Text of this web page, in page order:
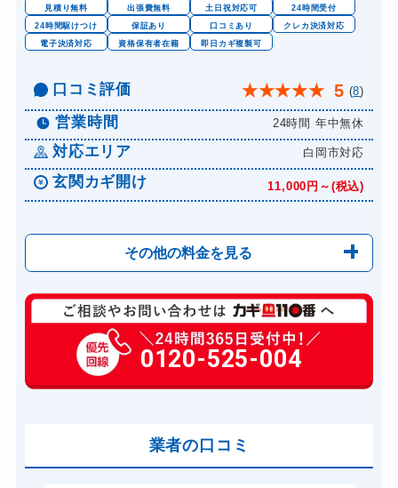
見積り無料 出張費無料 土日祝対応可
24時間受付
24時間駆けつけ
保証あり 口コミあり
クレカ決済対応
電子決済対応
資格保有者在籍 即日カギ複製可
口コミ評価 ★★★★★ 5 (8)
営業時間 24時間 年中無休
対応エリア 白岡市対応
玄関カギ開け 11,000円～(税込)
その他の料金を見る
玄関カギ修理 6,600円～(税込)
玄関カギ作成 14,300円～(税込)
玄関カギ交換 14,300円～(税込)
バイクカギ開け
0120-525-004
業者の口コミ